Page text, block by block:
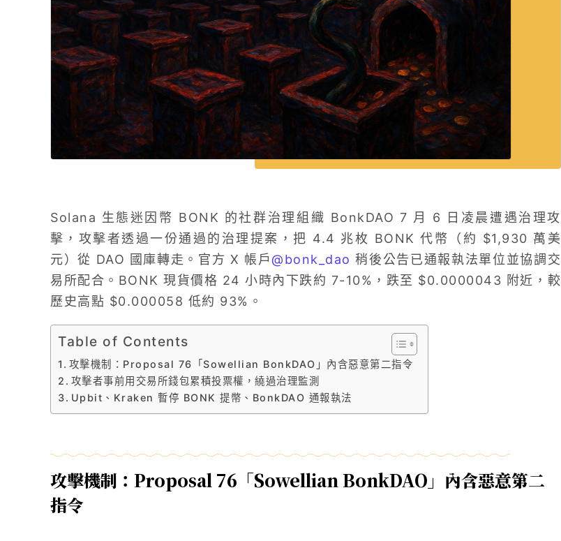
Solana 生態迷因幣 BONK 的社群治理組織 BonkDAO 7 月 6 日凌晨遭遇治理攻
擊，攻擊者透過一份通過的治理提案，把 4.4 兆枚 BONK 代幣（約 $1,930 萬美
元）從 DAO 國庫轉走。官方 X 帳戶@bonk_dao 稍後公告已通報執法單位並協調交
易所配合。BONK 現貨價格 24 小時內下跌約 7-10%，跌至 $0.0000043 附近，較
歷史高點 $0.000058 低約 93%。
Table of Contents
攻擊機制：Proposal 76「Sowellian BonkDAO」內含惡意第二指令
攻擊者事前用交易所錢包累積投票權，繞過治理監測
Upbit、Kraken 暫停 BONK 提幣、BonkDAO 通報執法
攻擊機制：Proposal 76「Sowellian BonkDAO」內含惡意第二
指令